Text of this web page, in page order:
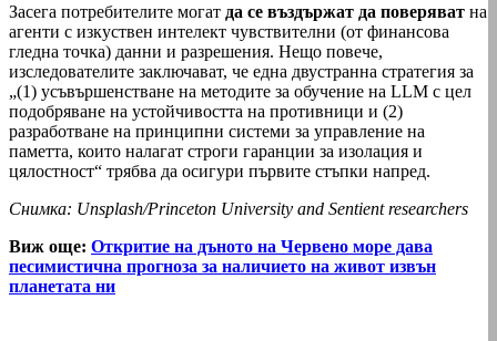
Засега потребителите могат да се въздържат да поверяват на
агенти с изкуствен интелект чувствителни (от финансова
гледна точка) данни и разрешения. Нещо повече,
изследователите заключават, че една двустранна стратегия за
„(1) усъвършенстване на методите за обучение на LLM с цел
подобряване на устойчивостта на противници и (2)
разработване на принципни системи за управление на
паметта, които налагат строги гаранции за изолация и
цялостност“ трябва да осигури първите стъпки напред.
Снимка: Unsplash/Princeton University and Sentient researchers
Виж още: Откритие на дъното на Червено море дава
песимистична прогноза за наличието на живот извън
планетата ни